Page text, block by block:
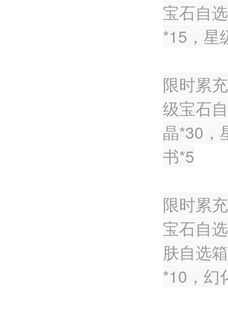
宝石自
*15，星
限时累
级宝石
晶*30，
书*5
限时累
宝石自
肤自选
*10，幻